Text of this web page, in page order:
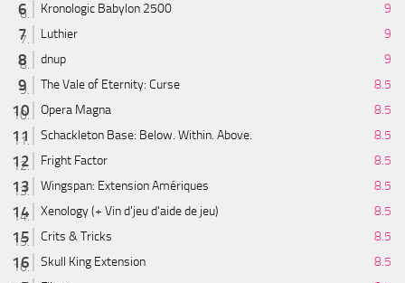
Kronologic Babylon 2500
9
Luthier
9
dnup
9
The Vale of Eternity: Curse
8.5
Opera Magna
8.5
Schackleton Base: Below. Within. Above.
8.5
Fright Factor
8.5
Wingspan: Extension Amériques
8.5
Xenology (+ Vin d'jeu d'aide de jeu)
8.5
Crits & Tricks
8.5
Skull King Extension
8.5